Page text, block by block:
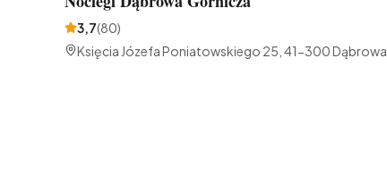
3,7(80)
Księcia Józefa Poniatowskiego 25, 41-300 Dąbrowa